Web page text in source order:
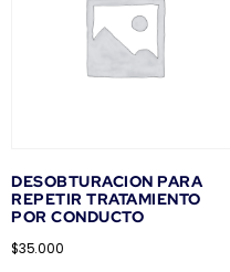
DESOBTURACION PARA
REPETIR TRATAMIENTO
POR CONDUCTO
$35.000